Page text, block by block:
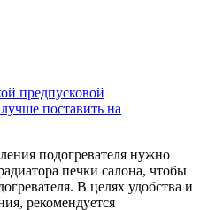
предпусковой
поставить на
подогревателя нужно
печки салона, чтобы
В целях удобства и
рекомендуется